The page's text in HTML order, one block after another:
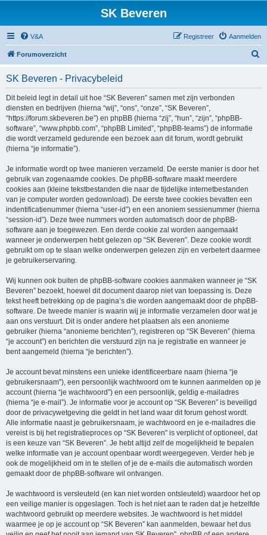
SK Beveren
V&A Aanmelden
Registreer
Forumoverzicht
SK Beveren - Privacybeleid
Dit beleid legt in detail uit hoe “SK Beveren” samen met zijn verbonden
diensten en bedrijven (hierna “wij”, “ons”, “onze”, “SK Beveren”,
“https://forum.skbeveren.be”) en phpBB (hierna “zij”, “hun”, “zijn”, “phpBB-
software”, “www.phpbb.com”, “phpBB Limited”, “phpBB-teams”) de informatie
die wordt verzameld gedurende een bezoek aan dit forum, wordt gebruikt
(hierna “je informatie”).
Je informatie wordt op twee manieren verzameld. De eerste manier is door het
gebruik van zogenaamde cookies. De phpBB-software maakt meerdere
cookies aan (kleine tekstbestanden die naar de tijdelijke internetbestanden
van je computer worden gedownload). De eerste twee cookies bevatten een
indentificatienummer (hierna “user-id”) en een anoniem sessienummer (hierna
“session-id”). Deze twee nummers worden automatisch door de phpBB-
software aan je toegewezen. Een derde cookie zal worden aangemaakt
wanneer je onderwerpen hebt gelezen op “SK Beveren”. Deze cookie wordt
gebruikt om op te slaan welke onderwerpen gelezen zijn en verbetert daarmee
je gebruikerservaring.
Wij kunnen ook buiten de phpBB-software cookies aanmaken wanneer je “SK
Beveren” bezoekt, hoewel dit document daarop niet van toepassing is. Deze
tekst heeft betrekking op de pagina’s die worden aangemaakt door de phpBB-
software. De tweede manier is waarin wij je informatie verzamelen door wat je
aan ons verstuurt. Dit is onder andere het plaatsen als een anonieme
gebruiker (hierna “anonieme berichten”), registreren op “SK Beveren” (hierna
“je account”) en berichten die verstuurd zijn na je registratie en wanneer je
bent aangemeld (hierna “je berichten”).
Je account bevat minstens een unieke identificeerbare naam (hierna “je
gebruikersnaam”), een persoonlijk wachtwoord om te kunnen aanmelden op je
account (hierna “je wachtwoord”) en een persoonlijk, geldig e-mailadres
(hierna “je e-mail”). Je informatie voor je account op “SK Beveren” is beveiligd
door de privacywetgeving die geldt in het land waar dit forum gehost wordt.
Alle informatie naast je gebruikersnaam, je wachtwoord en je e-mailadres die
vereist is bij het registratieproces op “SK Beveren” is verplicht of optioneel, dat
is een keuze van “SK Beveren”. Je hebt altijd zelf de mogelijkheid te bepalen
welke informatie van je account openbaar wordt weergegeven. Verder heb je
ook de mogelijkheid om in te stellen of je de e-mails die automatisch worden
gemaakt door de phpBB-software wil ontvangen.
Je wachtwoord is versleuteld (en kan niet worden ontsleuteld) waardoor het op
een veilige manier is opgeslagen. Toch is het niet aan te raden dat je hetzelfde
wachtwoord gebruikt op meerdere websites. Je wachtwoord is het middel
waarmee je op je account op “SK Beveren” kan aanmelden, bewaar het dus